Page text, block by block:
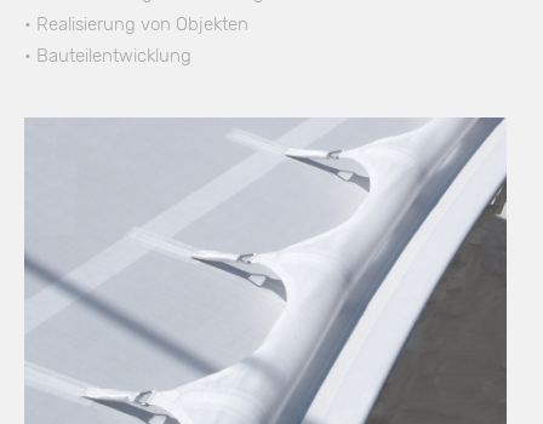
• Realisierung von Objekten
• Bauteilentwicklung